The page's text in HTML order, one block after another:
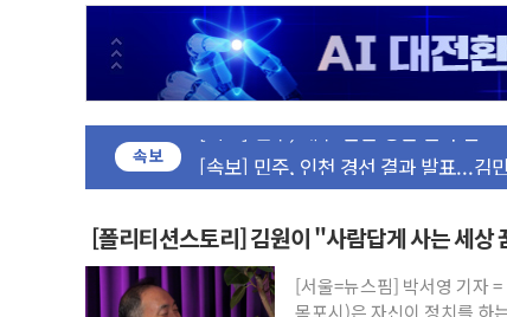
속보
김민석, 2주차 제주·인천 경선서 정청
인사하는 김민석 당대표 후보
[속보] 민주, 제주·인천 경선 결과 발
[속보] 민주, 인천 경선 결과 발표...
[속보] 민주, 제주 경선 결과 발표...
이번주 국내 주요 금융일정(8.10~8.14)
美, 이란전 출구전략 만지작…공습 한
강릉·동해·삼척 시간당 최대 50㎜ 폭
폐기물 수거하다 참변…60대 환경미
[폴리티션스토리] 김원이 "사람답게 사는 세
[서울=뉴스핌] 박서영 기자
목포시)은 자신이 정치를 하